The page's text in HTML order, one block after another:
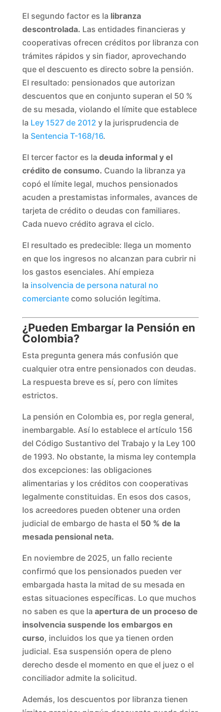
El segundo factor es la libranza
descontrolada. Las entidades financieras y
cooperativas ofrecen créditos por libranza con
trámites rápidos y sin fiador, aprovechando
que el descuento es directo sobre la pensión.
El resultado: pensionados que autorizan
descuentos que en conjunto superan el 50 %
de su mesada, violando el límite que establece
la Ley 1527 de 2012 y la jurisprudencia de
la Sentencia T-168/16.
El tercer factor es la deuda informal y el
crédito de consumo. Cuando la libranza ya
copó el límite legal, muchos pensionados
acuden a prestamistas informales, avances de
tarjeta de crédito o deudas con familiares.
Cada nuevo crédito agrava el ciclo.
El resultado es predecible: llega un momento
en que los ingresos no alcanzan para cubrir ni
los gastos esenciales. Ahí empieza
la insolvencia de persona natural no
comerciantecomo solución legítima.
¿Pueden Embargar la Pensión en
Colombia?
Esta pregunta genera más confusión que
cualquier otra entre pensionados con deudas.
La respuesta breve es sí, pero con límites
estrictos.
La pensión en Colombia es, por regla general,
inembargable. Así lo establece el artículo 156
del Código Sustantivo del Trabajo y la Ley 100
de 1993. No obstante, la misma ley contempla
dos excepciones: las obligaciones
alimentarias y los créditos con cooperativas
legalmente constituidas. En esos dos casos,
los acreedores pueden obtener una orden
judicial de embargo de hasta el 50 % de la
mesada pensional neta.
En noviembre de 2025, un fallo reciente
confirmó que los pensionados pueden ver
embargada hasta la mitad de su mesada en
estas situaciones específicas. Lo que muchos
no saben es que la apertura de un proceso de
insolvencia suspende los embargos en
curso, incluidos los que ya tienen orden
judicial. Esa suspensión opera de pleno
derecho desde el momento en que el juez o el
conciliador admite la solicitud.
Además, los descuentos por libranza tienen